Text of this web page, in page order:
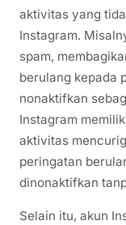
aktivitas yang
Instagram.
spam,
berulang kepada
nonaktifkan
Instagram
aktivitas
peringatan
dinonaktifkan
Selain itu, akun